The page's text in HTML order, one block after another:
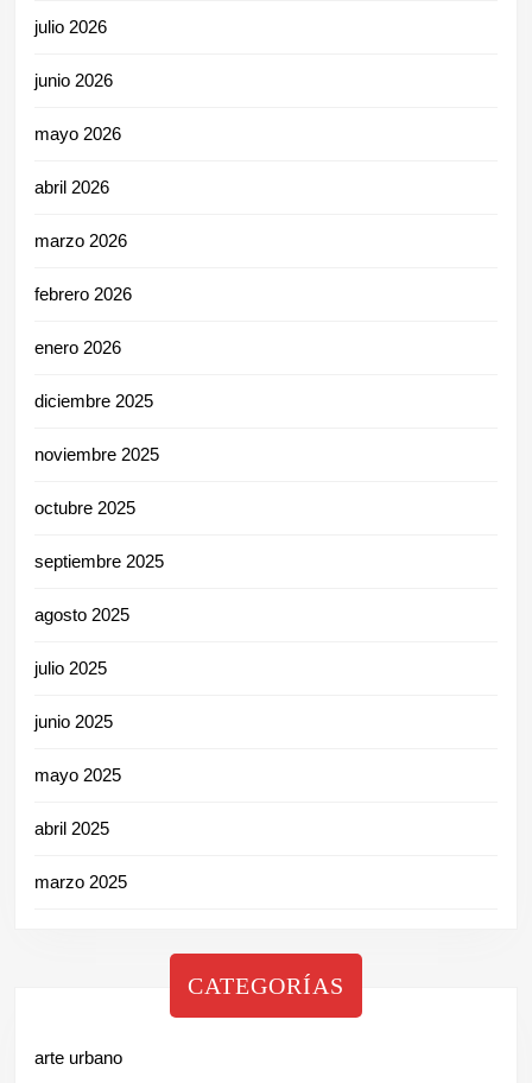
julio 2026
junio 2026
mayo 2026
abril 2026
marzo 2026
febrero 2026
enero 2026
diciembre 2025
noviembre 2025
octubre 2025
septiembre 2025
agosto 2025
julio 2025
junio 2025
mayo 2025
abril 2025
marzo 2025
CATEGORÍAS
arte urbano